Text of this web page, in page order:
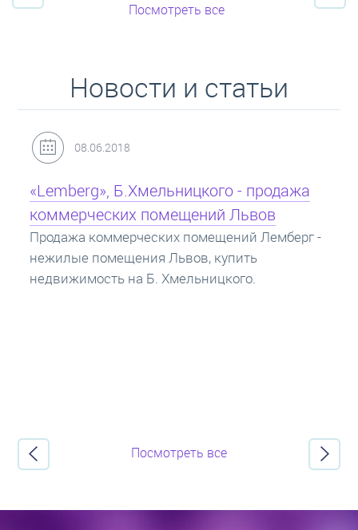
Посмотреть все
Новости и статьи
31.05.2018
Кредит под залог недвижимости:
ипотека
Ипотека на квартиру - кредит на жилье под
залог недвижимости. Купить в ипотеку - что
нужно знать? Консультация от Экспертов об
Посмотреть все